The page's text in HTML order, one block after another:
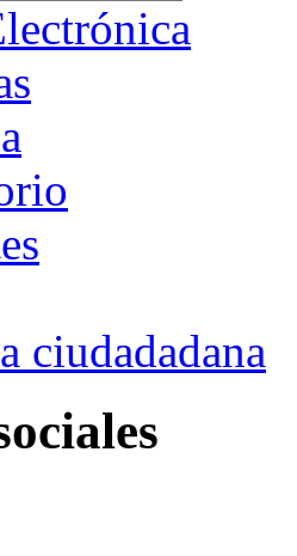
ciudadadana